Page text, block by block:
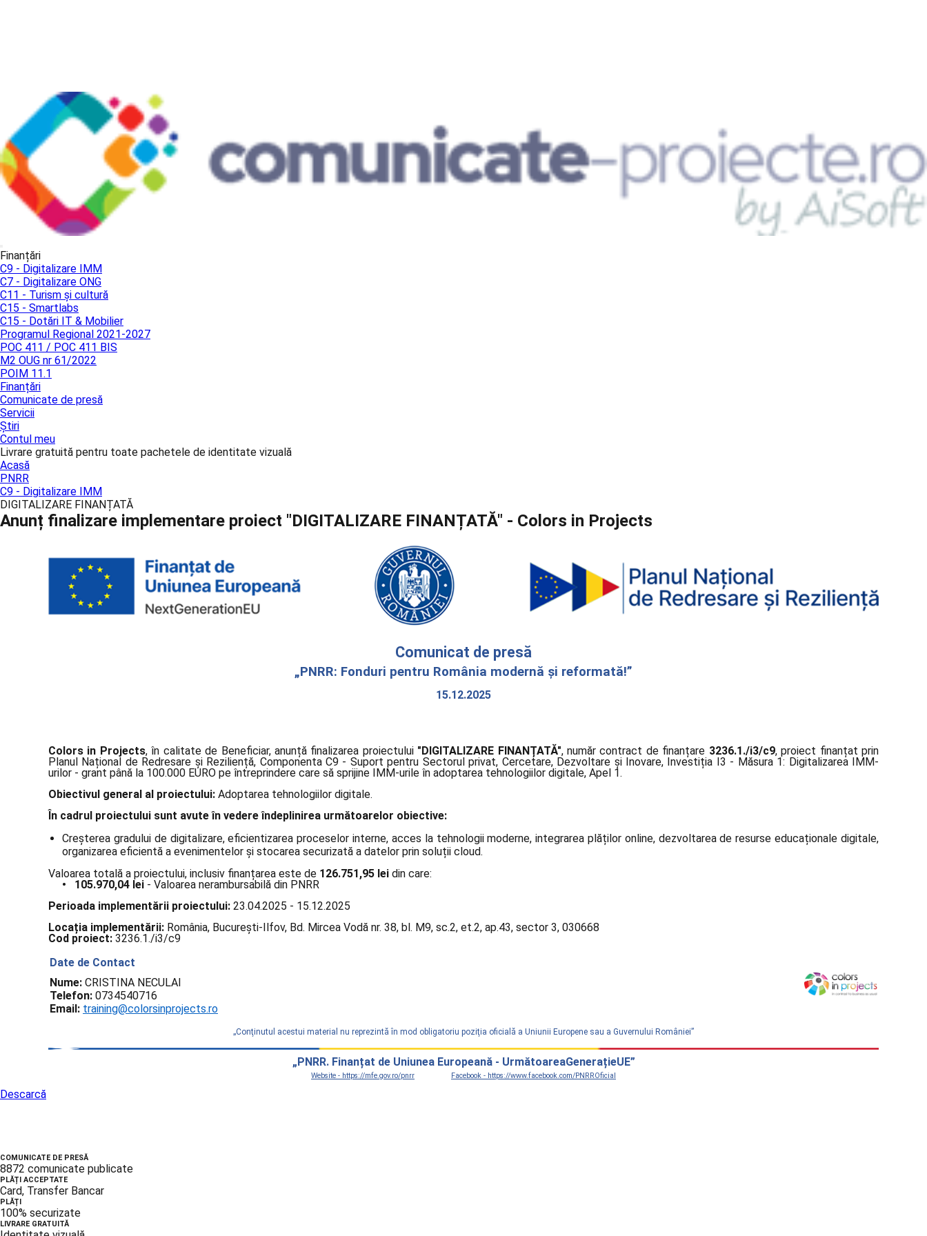
Finanțări
C9 - Digitalizare IMM
C7 - Digitalizare ONG
C11 - Turism și cultură
C15 - Smartlabs
C15 - Dotări IT & Mobilier
Programul Regional 2021-2027
POC 411 / POC 411 BIS
M2 OUG nr 61/2022
POIM 11.1
Finanțări
Comunicate de presă
Servicii
Știri
Contul meu
Livrare gratuită pentru toate pachetele de identitate vizuală
Acasă
PNRR
C9 - Digitalizare IMM
DIGITALIZARE FINANȚATĂ
Anunț finalizare implementare proiect "DIGITALIZARE FINANȚATĂ" - Colors in Projects
Comunicat de presă
„PNRR: Fonduri pentru România modernă și reformată!”
15.12.2025
Colors in Projects, în calitate de Beneficiar, anunță finalizarea proiectului "DIGITALIZARE FINANȚATĂ", număr contract de finanțare 3236.1./i3/c9, proiect finanțat prin
Planul Național de Redresare și Reziliență, Componenta C9 - Suport pentru Sectorul privat, Cercetare, Dezvoltare și Inovare, Investiția I3 - Măsura 1: Digitalizarea IMM-
urilor - grant până la 100.000 EURO pe întreprindere care să sprijine IMM-urile în adoptarea tehnologiilor digitale, Apel 1.
Obiectivul general al proiectului: Adoptarea tehnologiilor digitale.
În cadrul proiectului sunt avute în vedere îndeplinirea următoarelor obiective:
Creșterea gradului de digitalizare, eficientizarea proceselor interne, acces la tehnologii moderne, integrarea plăților online, dezvoltarea de resurse educaționale digitale,
organizarea eficientă a evenimentelor și stocarea securizată a datelor prin soluții cloud.
Valoarea totală a proiectului, inclusiv finanțarea este de 126.751,95 lei din care:
• 105.970,04 lei - Valoarea nerambursabilă din PNRR
Perioada implementării proiectului: 23.04.2025 - 15.12.2025
Locația implementării: România, București-Ilfov, Bd. Mircea Vodă nr. 38, bl. M9, sc.2, et.2, ap.43, sector 3, 030668
Cod proiect: 3236.1./i3/c9
Date de Contact
Nume: CRISTINA NECULAI
Telefon: 0734540716
Email: training@colorsinprojects.ro
„Conţinutul acestui material nu reprezintă în mod obligatoriu poziţia oficială a Uniunii Europene sau a Guvernului României”
„PNRR. Finanțat de Uniunea Europeană - UrmătoareaGenerațieUE”
Website - https://mfe.gov.ro/pnrr Facebook - https://www.facebook.com/PNRROficial
Descarcă
COMUNICATE DE PRESĂ
8872 comunicate publicate
PLĂȚI ACCEPTATE
Card, Transfer Bancar
PLĂȚI
100% securizate
LIVRARE GRATUITĂ